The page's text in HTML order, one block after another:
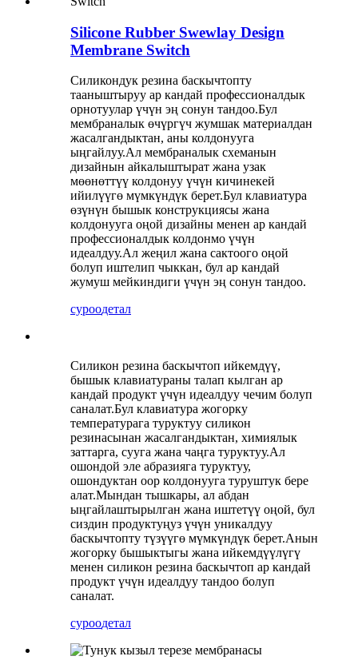
Silicone Rubber Swewlay Design
Membrane Switch
Силикондук резина баскычтопту
тааныштыруу ар кандай профессионалдык
орнотуулар үчүн эң сонун тандоо.Бул
мембраналык өчүргүч жумшак материалдан
жасалгандыктан, аны колдонууга
ыңгайлуу.Ал мембраналык схеманын
дизайнын айкалыштырат жана узак
мөөнөттүү колдонуу үчүн кичинекей
ийилүүгө мүмкүндүк берет.Бул клавиатура
өзүнүн бышык конструкциясы жана
колдонууга оңой дизайны менен ар кандай
профессионалдык колдонмо үчүн
идеалдуу.Ал жеңил жана сактоого оңой
болуп иштелип чыккан, бул ар кандай
жумуш мейкиндиги үчүн эң сонун тандоо.
суроодетал
Силикон резина баскычтоп ийкемдүү,
бышык клавиатураны талап кылган ар
кандай продукт үчүн идеалдуу чечим болуп
саналат.Бул клавиатура жогорку
температурага туруктуу силикон
резинасынан жасалгандыктан, химиялык
заттарга, сууга жана чаңга туруктуу.Ал
ошондой эле абразияга туруктуу,
ошондуктан оор колдонууга туруштук бере
алат.Мындан тышкары, ал абдан
ыңгайлаштырылган жана иштетүү оңой, бул
сиздин продуктуңуз үчүн уникалдуу
баскычтопту түзүүгө мүмкүндүк берет.Анын
жогорку бышыктыгы жана ийкемдүүлүгү
менен силикон резина баскычтоп ар кандай
продукт үчүн идеалдуу тандоо болуп
саналат.
суроодетал